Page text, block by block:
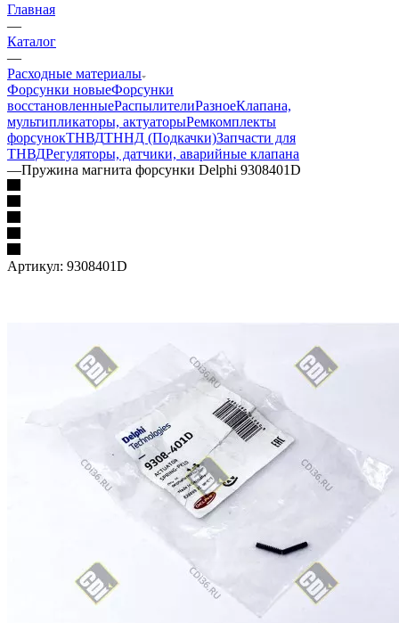
Главная
—
Каталог
—
Расходные материалы
Форсунки новыеФорсунки
восстановленныеРаспылителиРазноеКлапана,
мультипликаторы, актуаторыРемкомплекты
форсунокТНВДТННД (Подкачки)Запчасти для
ТНВДРегуляторы, датчики, аварийные клапана
—Пружина магнита форсунки Delphi 9308401D
Артикул: 9308401D